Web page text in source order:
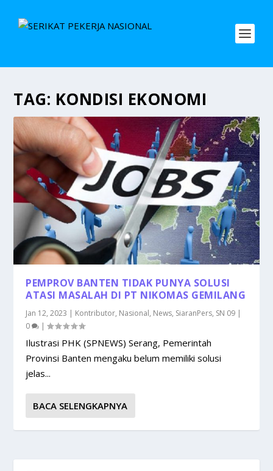
TAG: KONDISI EKONOMI
PEMPROV BANTEN TIDAK PUNYA SOLUSI
ATASI MASALAH DI PT NIKOMAS GEMILANG
Jan 12, 2023 | Kontributor, Nasional, News, SiaranPers, SN 09 |
0
|
Ilustrasi PHK (SPNEWS) Serang, Pemerintah
Provinsi Banten mengaku belum memiliki solusi
jelas...
BACA SELENGKAPNYA